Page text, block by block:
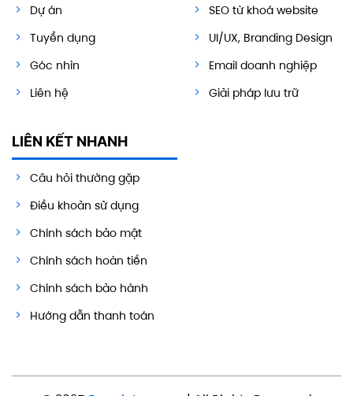
Dự án
Tuyển dụng
Góc nhìn
Liên hệ
SEO từ khoá website
UI/UX, Branding Design
Email doanh nghiệp
Giải pháp lưu trữ
LIÊN KẾT NHANH
Câu hỏi thường gặp
Điều khoản sử dụng
Chính sách bảo mật
Chính sách hoàn tiền
Chính sách bảo hành
Hướng dẫn thanh toán